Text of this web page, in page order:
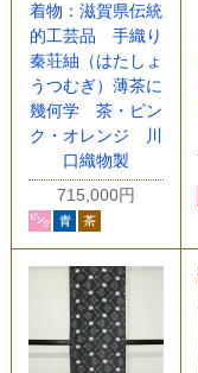
着物：滋賀県伝統
的工芸品 手織り
秦荘紬（はたしょ
うつむぎ）薄茶に
幾何学 茶・ピン
ク・オレンジ 川
口織物製
715,000円